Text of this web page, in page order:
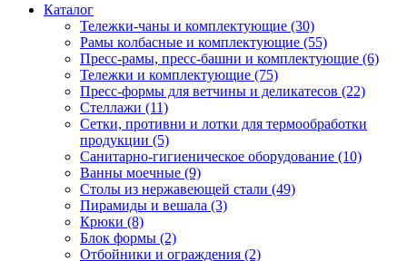
Каталог
Тележки-чаны и комплектующие (30)
Рамы колбасные и комплектующие (55)
Пресс-рамы, пресс-башни и комплектующие (6)
Тележки и комплектующие (75)
Пресс-формы для ветчины и деликатесов (22)
Стеллажи (11)
Сетки, противни и лотки для термообработки
продукции (5)
Санитарно-гигиеническое оборудование (10)
Ванны моечные (9)
Столы из нержавеющей стали (49)
Пирамиды и вешала (3)
Крюки (8)
Блок формы (2)
Отбойники и ограждения (2)